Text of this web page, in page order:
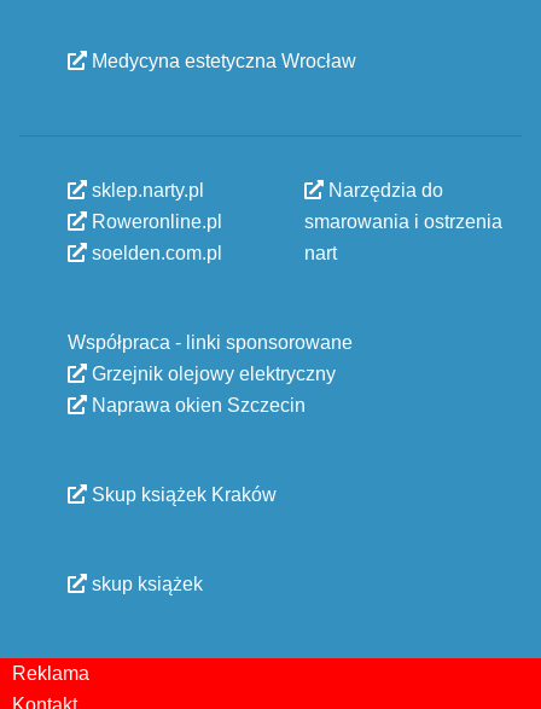
Medycyna estetyczna Wrocław
sklep.narty.pl
Roweronline.pl
soelden.com.pl
Narzędzia do
smarowania i ostrzenia
nart
Współpraca - linki sponsorowane
Grzejnik olejowy elektryczny
Naprawa okien Szczecin
Skup książek Kraków
skup książek
Reklama
Kontakt